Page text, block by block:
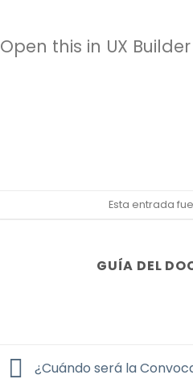
Open this in UX
Esta entrada
GUÍA DEL
¿Cuándo será la